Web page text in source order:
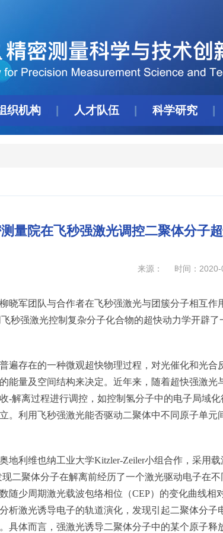
织机构 人才队伍 科学研究
量院在飞秒强激光调控二聚体分子
来源： 时间：2020-
军团队与合作者在飞秒强激光与团簇分子相互作
秒强激光控制复杂分子化合物的超快动力学开辟
存在的一种微观超快物理过程，对光催化和光合
能量及空间结构来决定。近年来，随着超快强激
-解离过程进行调控，如控制氢分子中的电子局域
。利用飞秒强激光能否驱动二聚体中不同原子单
利维也纳工业大学Kitzler-Zeiler小组合作，采用
二聚体分子在解离前经历了一个激光驱动电子在
随少周期激光载波包络相位（CEP）的变化曲线
析激光诱导电子的轨道演化，发现引起二聚体分
具体而言，强激光诱导二聚体分子中的某个原子